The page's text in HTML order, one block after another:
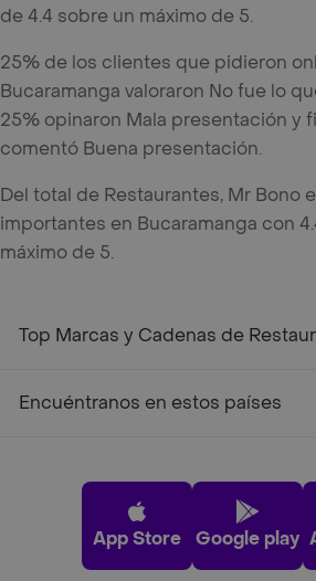
de 4.4 sobre un máximo de 5.
25% de los clientes que pidieron
Bucaramanga valoraron No fue lo
25% opinaron Mala presentación y
comentó Buena presentación.
Del total de Restaurantes, Mr Bono
importantes en Bucaramanga con
máximo de 5.
Top Marcas y Cadenas de
Encuéntranos en estos países
App Store Google play